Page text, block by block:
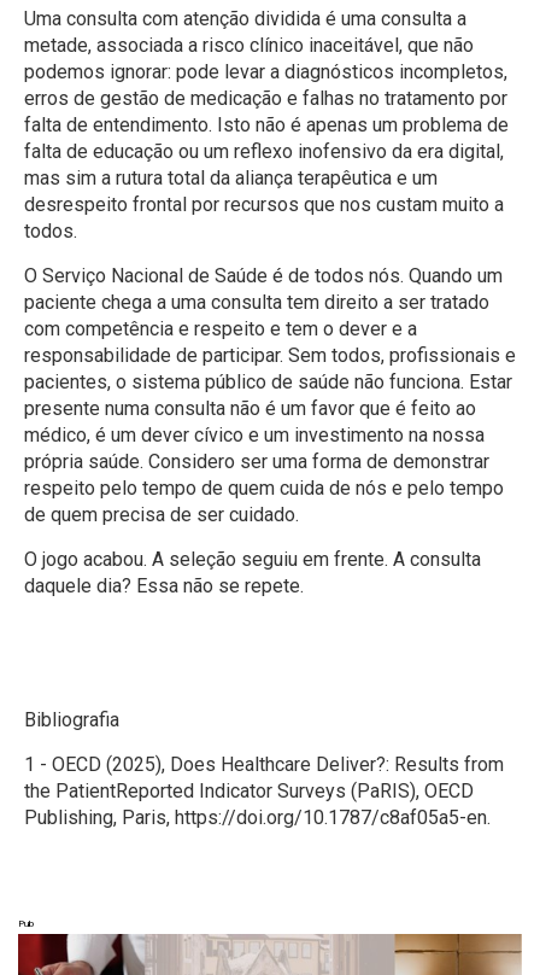
Uma consulta com atenção dividida é uma consulta a
metade, associada a risco clínico inaceitável, que não
podemos ignorar: pode levar a diagnósticos incompletos,
erros de gestão de medicação e falhas no tratamento por
falta de entendimento. Isto não é apenas um problema de
falta de educação ou um reflexo inofensivo da era digital,
mas sim a rutura total da aliança terapêutica e um
desrespeito frontal por recursos que nos custam muito a
todos.
O Serviço Nacional de Saúde é de todos nós. Quando um
paciente chega a uma consulta tem direito a ser tratado
com competência e respeito e tem o dever e a
responsabilidade de participar. Sem todos, profissionais e
pacientes, o sistema público de saúde não funciona. Estar
presente numa consulta não é um favor que é feito ao
médico, é um dever cívico e um investimento na nossa
própria saúde. Considero ser uma forma de demonstrar
respeito pelo tempo de quem cuida de nós e pelo tempo
de quem precisa de ser cuidado.
O jogo acabou. A seleção seguiu em frente. A consulta
daquele dia? Essa não se repete.
Bibliografia
1 - OECD (2025), Does Healthcare Deliver?: Results from
the PatientReported Indicator Surveys (PaRIS), OECD
Publishing, Paris, https://doi.org/10.1787/c8af05a5-en.
Pub